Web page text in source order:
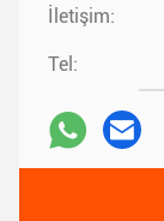
İletişim:
Tel: